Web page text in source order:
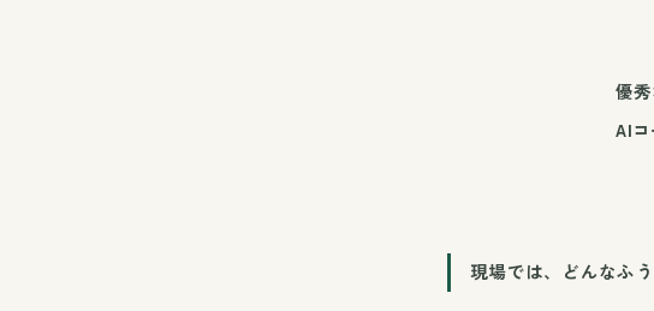
優
AI
現場では、どんなふ